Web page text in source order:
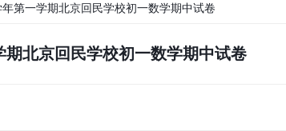
第一学期北京回民学校初一数学期中试卷
期北京回民学校初一数学期中试卷